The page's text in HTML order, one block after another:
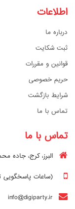
اطلاعات
درباره ما
ثبت شکایت
قوانین و مقررات
حریم خصوصی
شرایط بازگشت
تماس با ما
تماس با ما
البرز، کرج، جاده
(ساعات پاسخگویی تلفنی از ۱۰ صبح
info@digiparty.ir